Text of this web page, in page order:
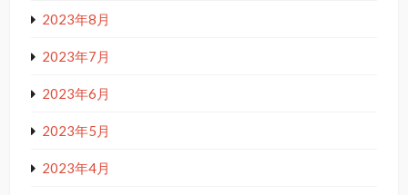
2023年8月
2023年7月
2023年6月
2023年5月
2023年4月